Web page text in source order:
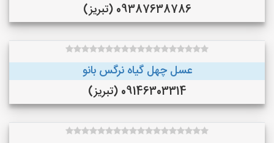
09387638786 (تبریز)
عسل چهل گیاه نرگس بانو
09146303314 (تبریز)